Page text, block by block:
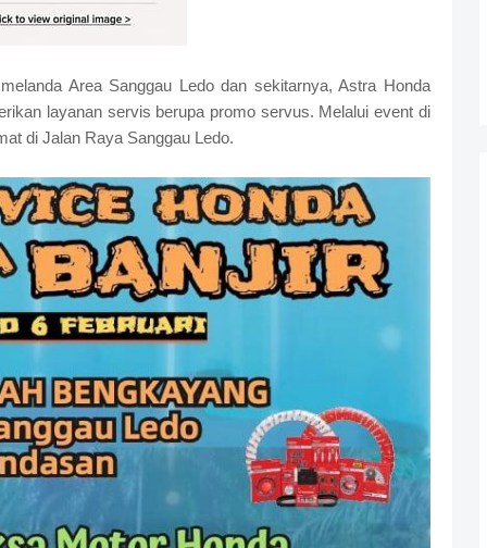
Area Sanggau Ledo dan sekitarnya, Astra Honda
layanan servis berupa promo servus. Melalui event di
di Jalan Raya Sanggau Ledo.